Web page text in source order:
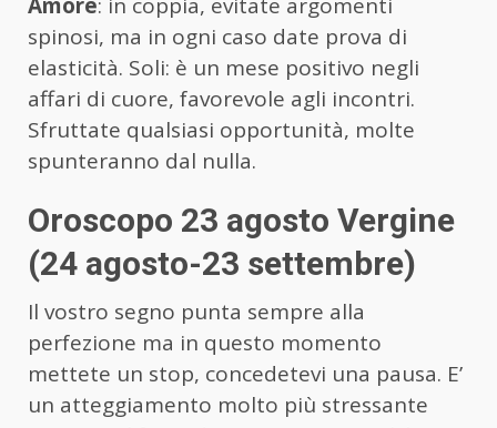
spinosi, ma in ogni caso date prova di
elasticità. Soli: è un mese positivo negli
affari di cuore, favorevole agli incontri.
Sfruttate qualsiasi opportunità, molte
spunteranno dal nulla.
Oroscopo 23 agosto Vergine
(24 agosto-23 settembre)
Il vostro segno punta sempre alla
perfezione ma in questo momento
mettete un stop, concedetevi una pausa. E’
un atteggiamento molto più stressante